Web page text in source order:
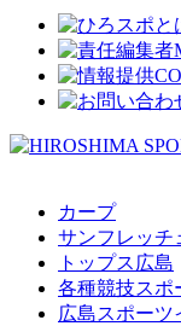
カープ
サンフレッチ
トップス広島
各種競技スポ
広島スポーツ